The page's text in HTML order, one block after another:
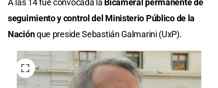
seguimiento y control del Ministerio Público de la
Naciónque preside Sebastián Galmarini (UxP).